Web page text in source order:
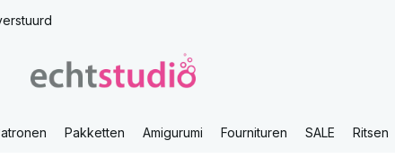
Pakketten Amigurumi Fournituren SALE Ritsen